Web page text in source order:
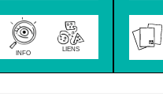
INFO
LIENS